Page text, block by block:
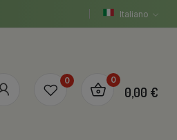
Italiano
0 0
0,00 €